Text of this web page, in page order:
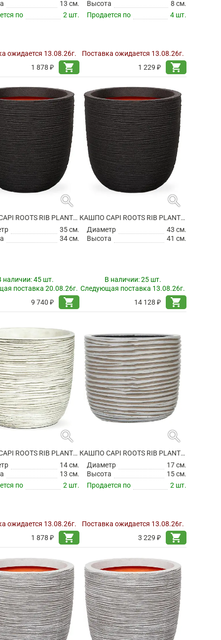
13 см.
по
2 шт.
ожидается 13.08.26г.
1 878 ₽
shopping_cart
Высота
8 см.
Продается по
4 шт.
Поставка ожидается 13.08.26г.
1 229 ₽
shopping_cart
search
КАШПО CAPI ROOTS RIB PLANTER BALL BLACK
35 см.
34 см.
наличии:45 шт.
поставка 20.08.26г.
9 740 ₽
shopping_cart
search
КАШПО CAPI ROOTS RIB PLANTER BALL BLACK
Диаметр
43 см.
Высота
41 см.
В наличии:25 шт.
Следующая поставка 13.08.26г.
14 128 ₽
shopping_cart
search
КАШПО CAPI ROOTS RIB PLANTER BALL IVORY
14 см.
13 см.
по
2 шт.
ожидается 13.08.26г.
1 878 ₽
shopping_cart
search
КАШПО CAPI ROOTS RIB PLANTER BALL IVORY
Диаметр
17 см.
Высота
15 см.
Продается по
2 шт.
Поставка ожидается 13.08.26г.
3 229 ₽
shopping_cart